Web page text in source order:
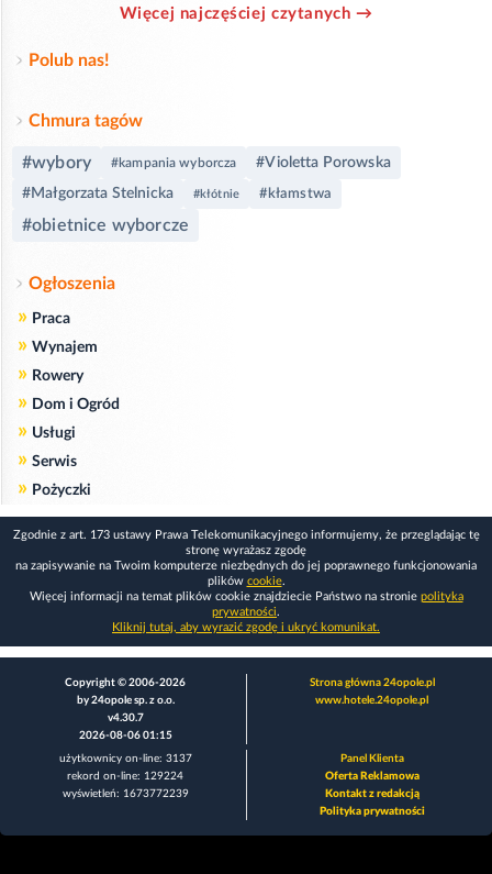
Więcej najczęściej czytanych →
Polub nas!
Chmura tagów
#wybory #kampania wyborcza #Violetta Porowska
#Małgorzata Stelnicka #kłótnie #kłamstwa
#obietnice wyborcze
Ogłoszenia
» Praca
» Wynajem
» Rowery
» Dom i Ogród
» Usługi
» Serwis
» Pożyczki
Zgodnie z art. 173 ustawy Prawa Telekomunikacyjnego informujemy, że przeglądając tę
stronę wyrażasz zgodę
na zapisywanie na Twoim komputerze niezbędnych do jej poprawnego funkcjonowania
plików cookie.
Więcej informacji na temat plików cookie znajdziecie Państwo na stronie polityka
prywatności.
Kliknij tutaj, aby wyrazić zgodę i ukryć komunikat.
Copyright © 2006-2026
by 24opole sp. z o.o.
v4.30.7
2026-08-06 01:15
Strona główna 24opole.pl
www.hotele.24opole.pl
użytkownicy on-line: 3137
rekord on-line: 129224
wyświetleń: 1673772239
Panel Klienta
Oferta Reklamowa
Kontakt z redakcją
Polityka prywatności